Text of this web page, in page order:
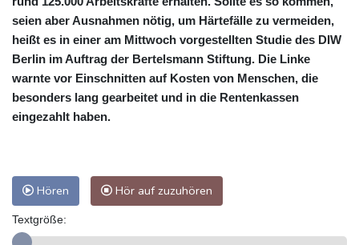
seien aber Ausnahmen nötig, um Härtefälle zu vermeiden,
heißt es in einer am Mittwoch vorgestellten Studie des DIW
Berlin im Auftrag der Bertelsmann Stiftung. Die Linke
warnte vor Einschnitten auf Kosten von Menschen, die
besonders lang gearbeitet und in die Rentenkassen
eingezahlt haben.
Hören Hör auf zuzuhören
Textgröße: